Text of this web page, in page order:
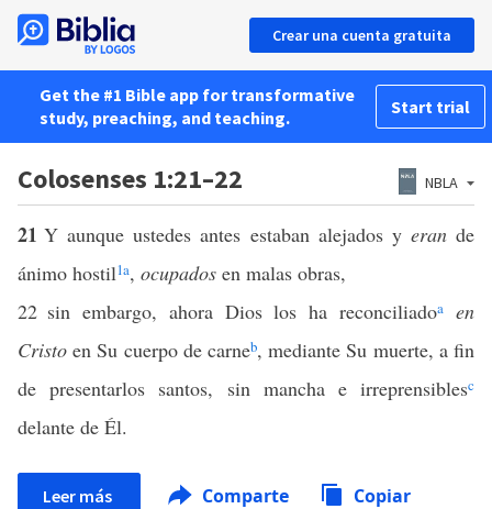
Crear una cuenta gratuita
Get the #1 Bible app for transformative
study, preaching, and teaching.
Start trial
Colosenses 1:21–22 NBLA
21 Y aunque ustedes antes estaban alejados y erande
ánimo hostil1a, ocupados en malas obras,
22 sin embargo, ahora Dios los ha reconciliadoa
en
Cristo en Su cuerpo de carneb, mediante Su muerte, a fin
de presentarlos santos, sin mancha e irreprensiblesc
delante de Él.
Leer más Comparte Copiar